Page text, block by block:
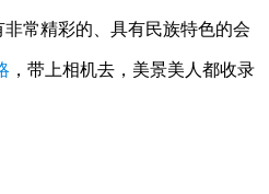
常精彩的、具有民族特色的会
，带上相机去，美景美人都收录